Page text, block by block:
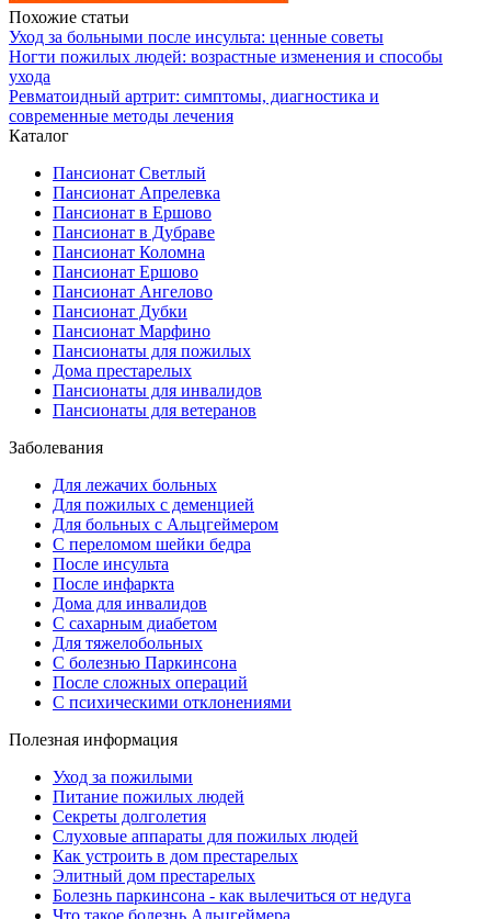
Похожие статьи
Уход за больными после инсульта: ценные советы
Ногти пожилых людей: возрастные изменения и способы
ухода
Ревматоидный артрит: симптомы, диагностика и
современные методы лечения
Каталог
Пансионат Светлый
Пансионат Апрелевка
Пансионат в Ершово
Пансионат в Дубраве
Пансионат Коломна
Пансионат Ершово
Пансионат Ангелово
Пансионат Дубки
Пансионат Марфино
Пансионаты для пожилых
Дома престарелых
Пансионаты для инвалидов
Пансионаты для ветеранов
Заболевания
Для лежачих больных
Для пожилых с деменцией
Для больных с Альцгеймером
С переломом шейки бедра
После инсульта
После инфаркта
Дома для инвалидов
С сахарным диабетом
Для тяжелобольных
С болезнью Паркинсона
После сложных операций
С психическими отклонениями
Полезная информация
Уход за пожилыми
Питание пожилых людей
Секреты долголетия
Слуховые аппараты для пожилых людей
Как устроить в дом престарелых
Элитный дом престарелых
Болезнь паркинсона - как вылечиться от недуга